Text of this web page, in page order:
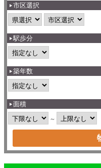
市区選択
駅歩分
築年数
面積
～